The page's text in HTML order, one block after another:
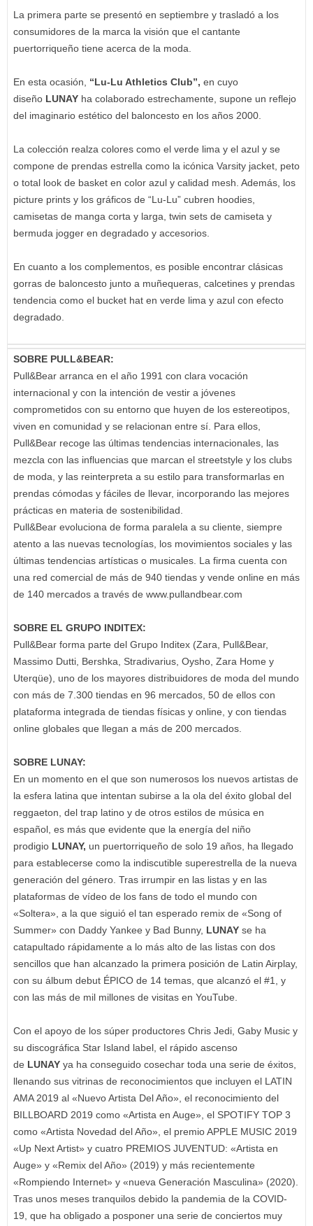
La primera parte se presentó en septiembre y trasladó a los
consumidores de la marca la visión que el cantante
puertorriqueño tiene acerca de la moda.
En esta ocasión, “Lu-Lu Athletics Club”, en cuyo
diseño LUNAY ha colaborado estrechamente, supone un reflejo
del imaginario estético del baloncesto en los años 2000.
La colección realza colores como el verde lima y el azul y se
compone de prendas estrella como la icónica Varsity jacket, peto
o total look de basket en color azul y calidad mesh. Además, los
picture prints y los gráficos de “Lu-Lu” cubren hoodies,
camisetas de manga corta y larga, twin sets de camiseta y
bermuda jogger en degradado y accesorios.
En cuanto a los complementos, es posible encontrar clásicas
gorras de baloncesto junto a muñequeras, calcetines y prendas
tendencia como el bucket hat en verde lima y azul con efecto
degradado.
SOBRE PULL&BEAR:
Pull&Bear arranca en el año 1991 con clara vocación
internacional y con la intención de vestir a jóvenes
comprometidos con su entorno que huyen de los estereotipos,
viven en comunidad y se relacionan entre sí. Para ellos,
Pull&Bear recoge las últimas tendencias internacionales, las
mezcla con las influencias que marcan el streetstyle y los clubs
de moda, y las reinterpreta a su estilo para transformarlas en
prendas cómodas y fáciles de llevar, incorporando las mejores
prácticas en materia de sostenibilidad.
Pull&Bear evoluciona de forma paralela a su cliente, siempre
atento a las nuevas tecnologías, los movimientos sociales y las
últimas tendencias artísticas o musicales. La firma cuenta con
una red comercial de más de 940 tiendas y vende online en más
de 140 mercados a través de www.pullandbear.com
SOBRE EL GRUPO INDITEX:
Pull&Bear forma parte del Grupo Inditex (Zara, Pull&Bear,
Massimo Dutti, Bershka, Stradivarius, Oysho, Zara Home y
Uterqüe), uno de los mayores distribuidores de moda del mundo
con más de 7.300 tiendas en 96 mercados, 50 de ellos con
plataforma integrada de tiendas físicas y online, y con tiendas
online globales que llegan a más de 200 mercados.
SOBRE LUNAY:
En un momento en el que son numerosos los nuevos artistas de
la esfera latina que intentan subirse a la ola del éxito global del
reggaeton, del trap latino y de otros estilos de música en
español, es más que evidente que la energía del niño
prodigio LUNAY, un puertorriqueño de solo 19 años, ha llegado
para establecerse como la indiscutible superestrella de la nueva
generación del género. Tras irrumpir en las listas y en las
plataformas de vídeo de los fans de todo el mundo con
«Soltera», a la que siguió el tan esperado remix de «Song of
Summer» con Daddy Yankee y Bad Bunny, LUNAY se ha
catapultado rápidamente a lo más alto de las listas con dos
sencillos que han alcanzado la primera posición de Latin Airplay,
con su álbum debut ÉPICO de 14 temas, que alcanzó el #1, y
con las más de mil millones de visitas en YouTube.
Con el apoyo de los súper productores Chris Jedi, Gaby Music y
su discográfica Star Island label, el rápido ascenso
de LUNAY ya ha conseguido cosechar toda una serie de éxitos,
llenando sus vitrinas de reconocimientos que incluyen el LATIN
AMA 2019 al «Nuevo Artista Del Año», el reconocimiento del
BILLBOARD 2019 como «Artista en Auge», el SPOTIFY TOP 3
como «Artista Novedad del Año», el premio APPLE MUSIC 2019
«Up Next Artist» y cuatro PREMIOS JUVENTUD: «Artista en
Auge» y «Remix del Año» (2019) y más recientemente
«Rompiendo Internet» y «nueva Generación Masculina» (2020).
Tras unos meses tranquilos debido la pandemia de la COVID-
19, que ha obligado a posponer una serie de conciertos muy